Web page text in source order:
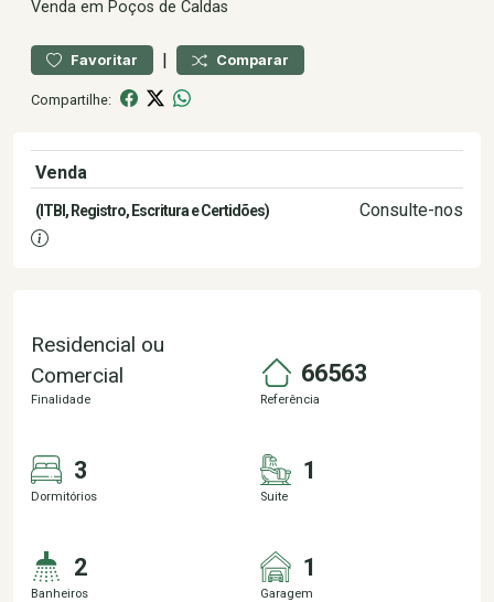
Venda em Poços de Caldas
Favoritar | Comparar
Compartilhe:
Venda
(ITBI, Registro, Escritura e Certidões) Consulte-nos
Residencial ou
Comercial
Finalidade
66563
Referência
3
Dormitórios
1
Suite
2
Banheiros
1
Garagem